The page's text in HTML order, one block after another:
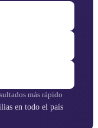
más rápido
en todo el país